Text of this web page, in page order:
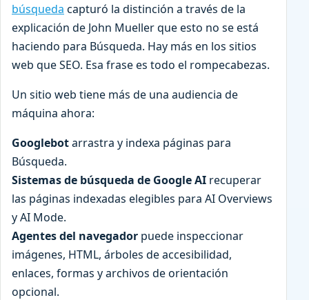
búsqueda capturó la distinción a través de la
explicación de John Mueller que esto no se está
haciendo para Búsqueda. Hay más en los sitios
web que SEO. Esa frase es todo el rompecabezas.
Un sitio web tiene más de una audiencia de
máquina ahora:
Googlebotarrastra y indexa páginas para
Búsqueda.
Sistemas de búsqueda de Google AI recuperar
las páginas indexadas elegibles para AI Overviews
y AI Mode.
Agentes del navegador puede inspeccionar
imágenes, HTML, árboles de accesibilidad,
enlaces, formas y archivos de orientación
opcional.